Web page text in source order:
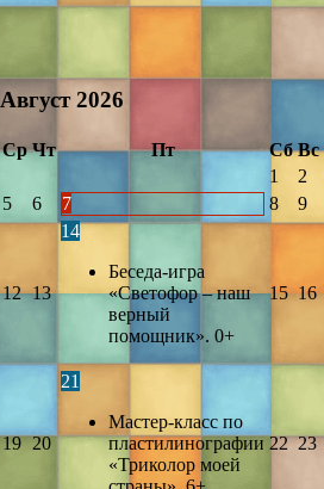
Август 2026
Ср Чт Пт Сб Вс
1
2
5 6 7 8 9
12 13
14
Беседа-игра
«Светофор – наш
верный
помощник». 0+
15 16
19 20
21
Мастер-класс по
пластилинографии
«Триколор моей
22 23